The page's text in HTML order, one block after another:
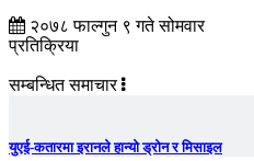
२०७८ फाल्गुन ९ गते सोमवार
प्रतिक्रिया
सम्बन्धित समाचार
युएई-कतारमा इरानले हान्यो ड्रोन र मिसाइल